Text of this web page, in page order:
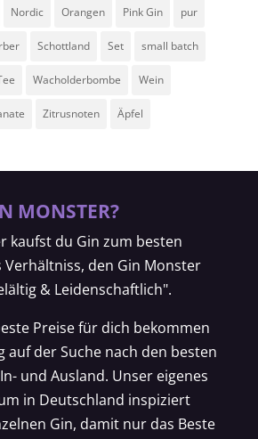
Nordic Orangen Pink Gin pur
Schottland Set small batch
Wacholderbombe Wein
Zitrusnoten Äpfel
MONSTER?
kaufst du Gin zum besten
Verhältniss, den Gin Monster
& Leidenschaftlich".
Preise für dich bekommen
auf der Suche nach den besten
und Ausland. Unser eigenes
in Deutschland inspiziert
Gin, damit nur das Beste